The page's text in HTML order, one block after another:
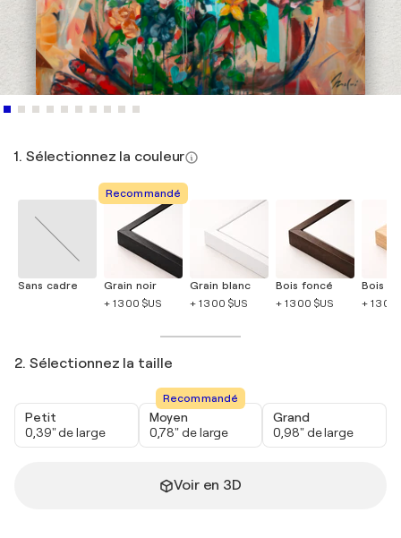
1. Sélectionnez la couleur
Sans cadre
Recommandé
Grain noir
+ 1 300 $US
Grain blanc
+ 1 300 $US
Bois foncé
+ 1 300 $US
Bois
+ 1 300
2. Sélectionnez la taille
Petit
0,39" de large
Recommandé
Moyen
0,78" de large
Grand
0,98" de large
Voir en 3D